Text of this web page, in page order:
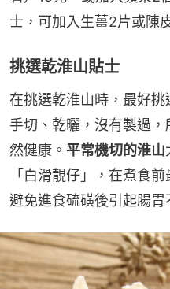
士，可加入生薑2片或陳
挑選乾淮山貼士‬
在挑選乾淮山時，最好挑
手切、乾曬，沒有製過
然健康。 平常機切的淮山
「白滑靚仔」，在煮食
避免進食硫磺後引起腸胃